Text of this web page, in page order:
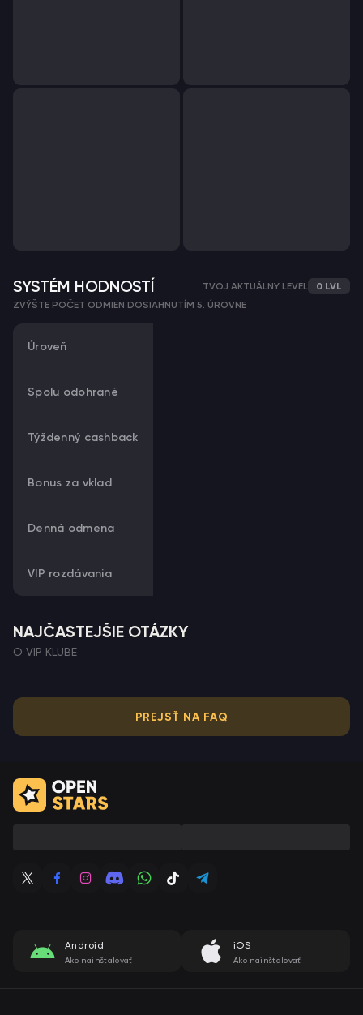
SYSTÉM HODNOSTÍ TVOJ AKTUÁLNY LEVEL
0 LVL
ZVÝŠTE POČET ODMIEN DOSIAHNUTÍM 5. ÚROVNE
Úroveň
Spolu odohrané
Týždenný cashback
Bonus za vklad
Denná odmena
VIP rozdávania
NAJČASTEJŠIE OTÁZKY
O VIP KLUBE
PREJSŤ NA FAQ
Android
Ako nainštalovať
iOS
Ako nainštalovať